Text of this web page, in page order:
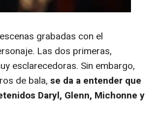
grabadas con el
Las dos primeras,
esclarecedoras. Sin embargo,
de bala, se da a entender que
Daryl, Glenn, Michonne y